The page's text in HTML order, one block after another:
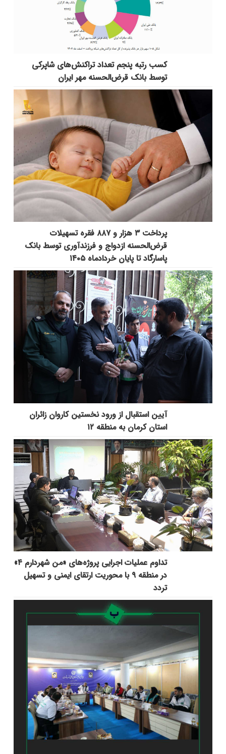
کسب رتبه پنجم تعداد تراکنش‌های شاپرکی
توسط بانک قرض‌الحسنه مهر ایران
پرداخت ۳ هزار و ۸۸۷ فقره تسهیلات
قرض‌الحسنه ازدواج و فرزندآوری توسط بانک
پاسارگاد تا پایان خردادماه ۱۴۰۵
آیین استقبال از ورود نخستین کاروان زائران
استان کرمان به منطقه ۱۲
تداوم عملیات اجرایی پروژه‌های «من شهردارم ۴»
در منطقه ۹ با محوریت ارتقای ایمنی و تسهیل
تردد